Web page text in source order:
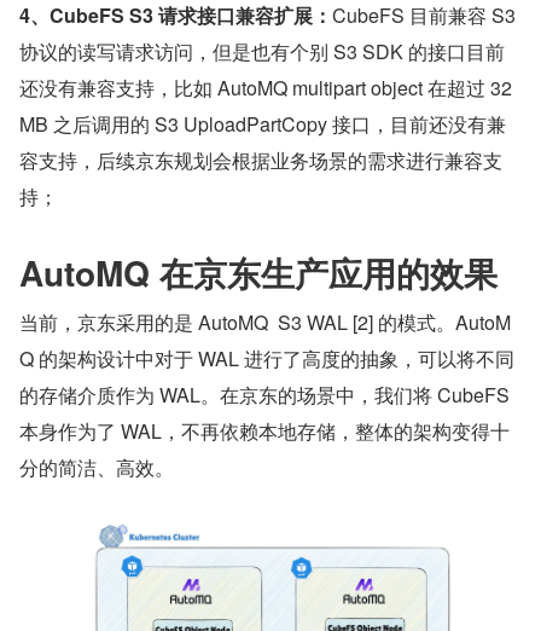
4、CubeFS S3 请求接口兼容扩展： CubeFS 目前兼容 S3
协议的读写请求访问，但是也有个别 S3 SDK 的接口目前
还没有兼容支持，比如 AutoMQ multipart object 在超过 32
MB 之后调用的 S3 UploadPartCopy 接口，目前还没有兼
容支持，后续京东规划会根据业务场景的需求进行兼容支
持；
AutoMQ 在京东生产应用的效果
当前，京东采用的是 AutoMQ  S3 WAL [2] 的模式。AutoM
Q 的架构设计中对于 WAL 进行了高度的抽象，可以将不同
的存储介质作为 WAL。在京东的场景中，我们将 CubeFS
本身作为了 WAL，不再依赖本地存储，整体的架构变得十
分的简洁、高效。